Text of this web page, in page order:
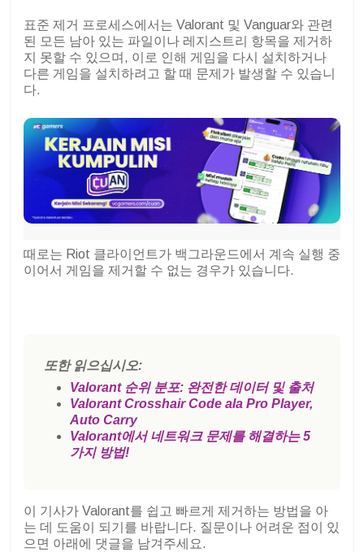
표준 제거 프로세스에서는 Valorant 및 Vanguar와 관련
된 모든 남아 있는 파일이나 레지스트리 항목을 제거하
지 못할 수 있으며, 이로 인해 게임을 다시 설치하거나
다른 게임을 설치하려고 할 때 문제가 발생할 수 있습니
다.
때로는 Riot 클라이언트가 백그라운드에서 계속 실행 중
이어서 게임을 제거할 수 없는 경우가 있습니다.
또한 읽으십시오:
Valorant 순위 분포: 완전한 데이터 및 출처
Valorant Crosshair Code ala Pro Player,
Auto Carry
Valorant에서 네트워크 문제를 해결하는 5
가지 방법!
이 기사가 Valorant를 쉽고 빠르게 제거하는 방법을 아
는 데 도움이 되기를 바랍니다. 질문이나 어려운 점이 있
으면 아래에 댓글을 남겨주세요.